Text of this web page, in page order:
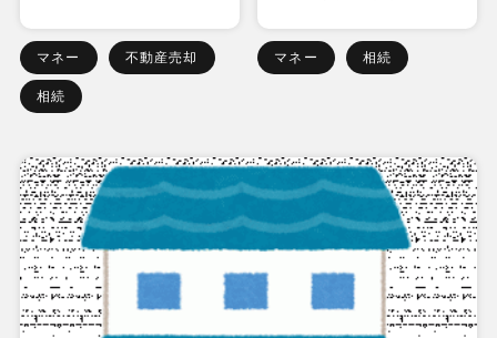
マネー 不動産売却
相続
マネー 相続